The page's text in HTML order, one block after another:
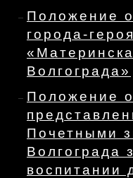
Положение
города-
Волгограда»
Положение
Почетными
Волгограда
воспитании